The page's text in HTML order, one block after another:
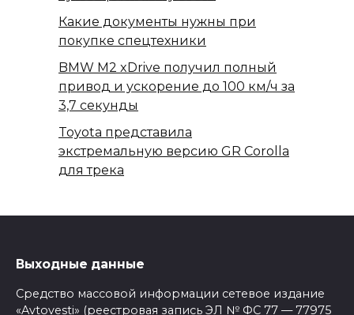
Какие документы нужны при
покупке спецтехники
BMW M2 xDrive получил полный
привод и ускорение до 100 км/ч за
3,7 секунды
Toyota представила
экстремальную версию GR Corolla
для трека
Выходные данные
Средство массовой информации сетевое издание
«Avtovesti» (реестровая запись ЭЛ № ФС 77 — 77975